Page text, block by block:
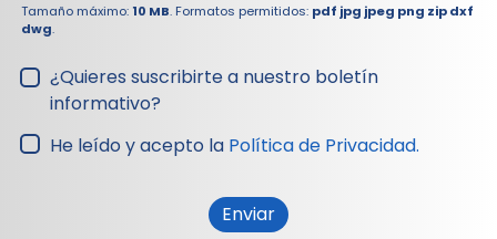
Tamaño máximo: 10 MB. Formatos permitidos: pdf jpg jpeg png zip dxf
dwg.
¿Quieres suscribirte a nuestro boletín
informativo?
He leído y acepto la Política de Privacidad.